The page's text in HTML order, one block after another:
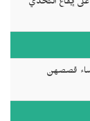
إيقاع التحدي
قصصهن